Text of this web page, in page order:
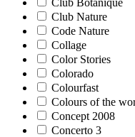
Club Nature
Code Nature
Collage
Color Stories
Colorado
Colourfast
Colours of the
Concept 2008
Concerto 3